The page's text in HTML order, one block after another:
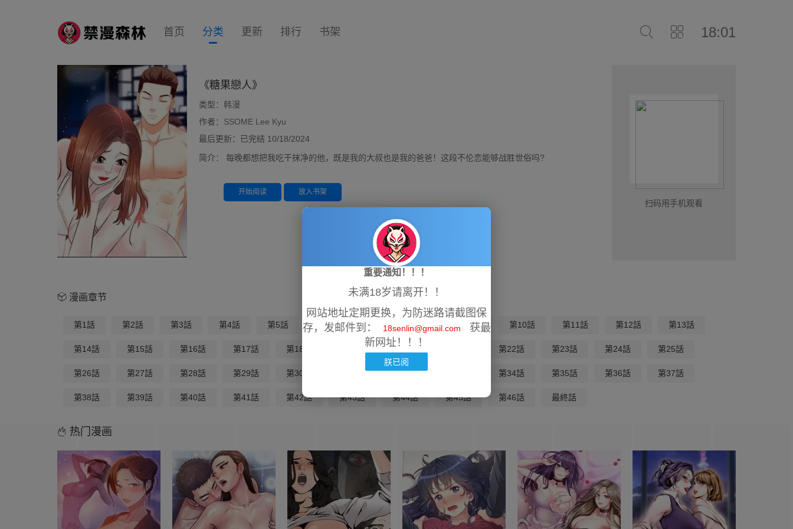
18:01
首页 分类 更新 排行 书架
《糖果戀人》
类型： 韩漫
作者： SSOME Lee Kyu
最后更新：已完结 10/18/2024
简介：
每晚都想把我吃干抹净的他，既是我的大叔也是我的爸爸！这段不伦恋能够战胜世俗吗?
开始阅读 放入书架
扫码用手机观看
漫画章节
第1話 第2話 第3話 第4話 第5話 第6話 第7話 第8話 第9話 第10話 第11話 第12話 第13話
第14話 第15話 第16話 第17話 第18話 第20話 第22話 第23話 第24話 第25話
第26話 第27話 第28話 第29話 第30話 第32話 第34話 第35話 第36話 第37話
第38話 第39話 第40話 第41話 第42話 第43話 第44話 第45話 第46話 最終話
热门漫画
重要通知！！！
未满18岁请离开！！
网站地址定期更换，为防迷路请截图保
存，发邮件到：
18senlin@gmail.com
获最
新网址！！！
朕已阅